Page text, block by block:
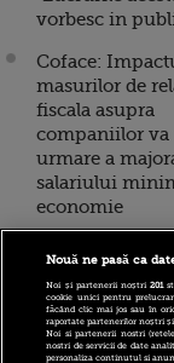
vorbesc in
Coface:
masurilor de
fiscala asupra
companiilor va
urmare a
salariului
economie
Guvernul
venituri, dar
plafonul de
medii la plata
Nouă ne pasă ca
Noi și partenerii noștri201
cookie unici pentru
făcând clic mai jos sau în
raportate partenerilor noștri
Noi si partenerii nostri
nostri de servicii de date
personaliza continutul si